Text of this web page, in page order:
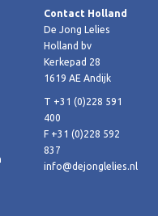
Contact Holland
De Jong Lelies
Holland bv
Kerkepad 28
1619 AE Andijk
T +31 (0)228 591
400
F +31 (0)228 592
837
info@dejonglelies.nl